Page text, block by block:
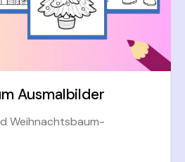
Ausmalbilder
Weihnachtsbaum-